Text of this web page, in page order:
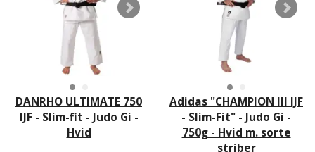
DANRHO ULTIMATE 750
IJF - Slim-fit - Judo Gi -
Hvid
Adidas "CHAMPION III IJF
- Slim-Fit" - Judo Gi -
750g - Hvid m. sorte
striber